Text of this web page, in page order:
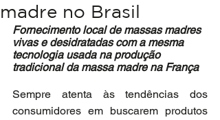
madre no Brasil
Fornecimento local de massas madres
vivas e desidratadas com a mesma
tecnologia usada na produção
tradicional da massa madre na França
Sempre atenta às tendências dos
consumidores em buscarem produtos